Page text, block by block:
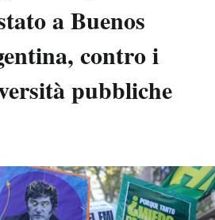
Consumismi
Storie/Idee
Media
Mondiali calcio 2026
a Buenos
contro i
pubbliche